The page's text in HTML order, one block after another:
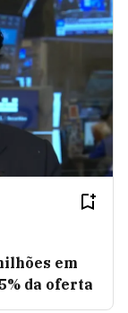
em
da oferta